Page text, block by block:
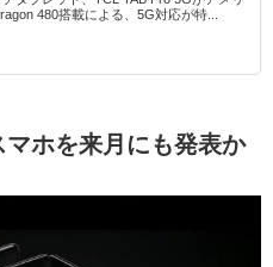
480搭載による、5G対応が特...
ホを来月にも発表か